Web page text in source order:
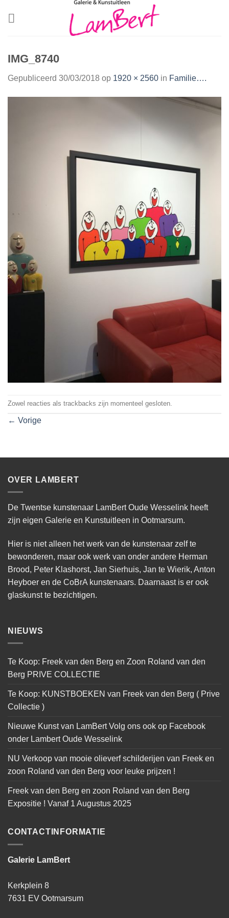
IMG_8740
Gepubliceerd 30/03/2018 op 1920 × 2560 in Familie….
Zowel reacties als trackbacks zijn momenteel gesloten.
← Vorige
OVER LAMBERT
De Twentse kunstenaar LamBert Oude Wesselink heeft
zijn eigen Galerie en Kunstuitleen in Ootmarsum.
Hier is niet alleen het werk van de kunstenaar zelf te
bewonderen, maar ook werk van onder andere Herman
Brood, Peter Klashorst, Jan Sierhuis, Jan te Wierik, Anton
Heyboer en de CoBrA kunstenaars. Daarnaast is er ook
glaskunst te bezichtigen.
NIEUWS
Te Koop: Freek van den Berg en Zoon Roland van den
Berg PRIVE COLLECTIE
Te Koop: KUNSTBOEKEN van Freek van den Berg ( Prive
Collectie )
Nieuwe Kunst van LamBert Volg ons ook op Facebook
onder Lambert Oude Wesselink
NU Verkoop van mooie olieverf schilderijen van Freek en
zoon Roland van den Berg voor leuke prijzen !
Freek van den Berg en zoon Roland van den Berg
Expositie ! Vanaf 1 Augustus 2025
CONTACTINFORMATIE
Galerie LamBert
Kerkplein 8
7631 EV Ootmarsum